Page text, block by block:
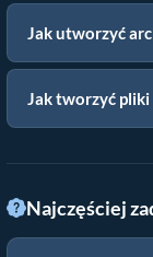
Jak utworzyć
Jak tworzyć pliki
Najczęściej